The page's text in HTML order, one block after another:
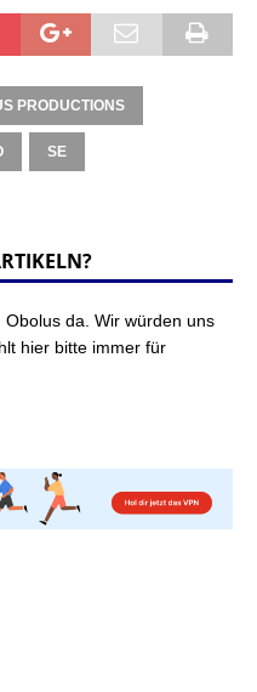
PRODUCTIONS
SE
da. Wir würden uns
hier bitte immer für